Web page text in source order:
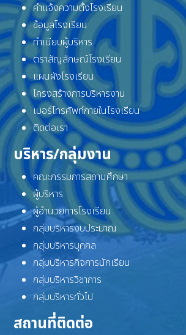
คำแจ้งความตั้งโรงเรียน
ข้อมูลโรงเรียน
ทำเนียบผู้บริหาร
ตราสัญลักษณ์โรงเรียน
แผนผังโรงเรียน
โครงสร้างการบริหารงาน
เบอร์โทรศัพท์ภายในโรงเรียน
ติดต่อเรา
บริหาร/กลุ่มงาน
คณะกรรมการสถานศึกษา
ผู้บริหาร
ผู้อำนวยการโรงเรียน
กลุ่มบริหารงบประมาณ
กลุ่มบริหารบุคคล
กลุ่มบริหารกิจการนักเรียน
กลุ่มบริหารวิชาการ
กลุ่มบริหารทั่วไป
สถานที่ติดต่อ